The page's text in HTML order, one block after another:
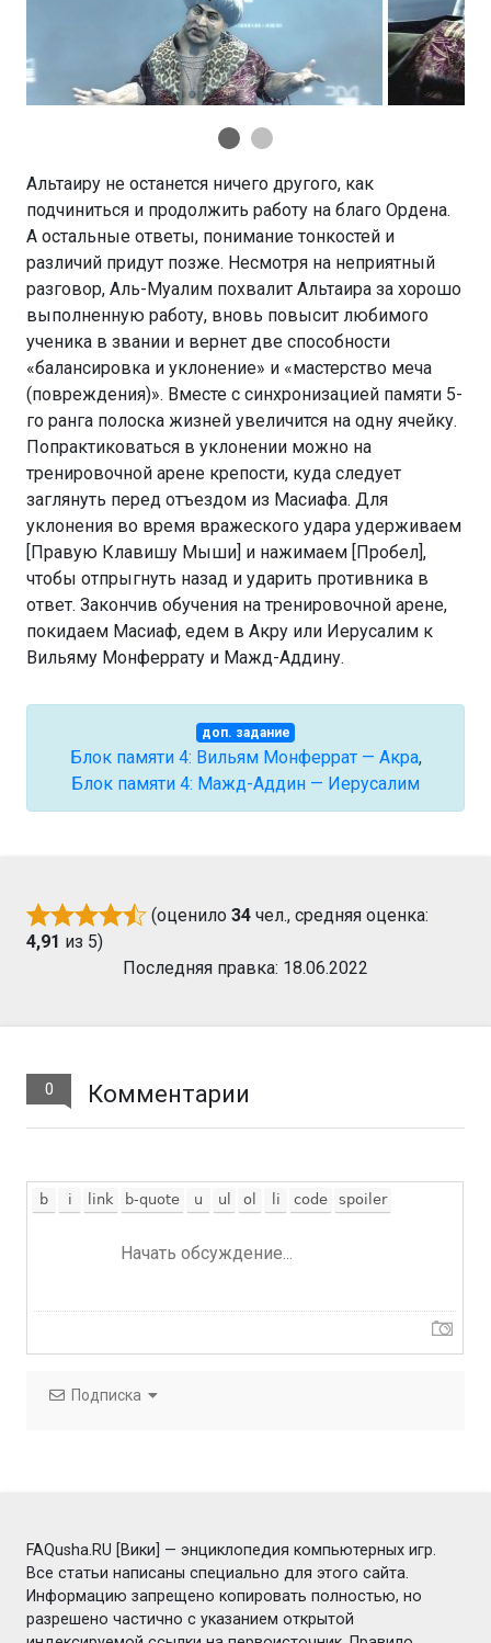
Альтаиру не останется ничего другого, как
подчиниться и продолжить работу на благо Ордена.
А остальные ответы, понимание тонкостей и
различий придут позже. Несмотря на неприятный
разговор, Аль-Муалим похвалит Альтаира за хорошо
выполненную работу, вновь повысит любимого
ученика в звании и вернет две способности
«балансировка и уклонение» и «мастерство меча
(повреждения)». Вместе с синхронизацией памяти 5-
го ранга полоска жизней увеличится на одну ячейку.
Попрактиковаться в уклонении можно на
тренировочной арене крепости, куда следует
заглянуть перед отъездом из Масиафа. Для
уклонения во время вражеского удара удерживаем
[Правую Клавишу Мыши] и нажимаем [Пробел],
чтобы отпрыгнуть назад и ударить противника в
ответ. Закончив обучения на тренировочной арене,
покидаем Масиаф, едем в Акру или Иерусалим к
Вильяму Монферрату и Мажд-Аддину.
доп. задание
Блок памяти 4: Вильям Монферрат — Акра,
Блок памяти 4: Мажд-Аддин — Иерусалим
(оценило34 чел., средняя оценка:
4,91 из 5)
Последняя правка: 18.06.2022
0 Комментарии
Подписка
FAQusha.RU [Вики] — энциклопедия компьютерных игр.
Все статьи написаны специально для этого сайта.
Информацию запрещено копировать полностью, но
разрешено частично с указанием открытой